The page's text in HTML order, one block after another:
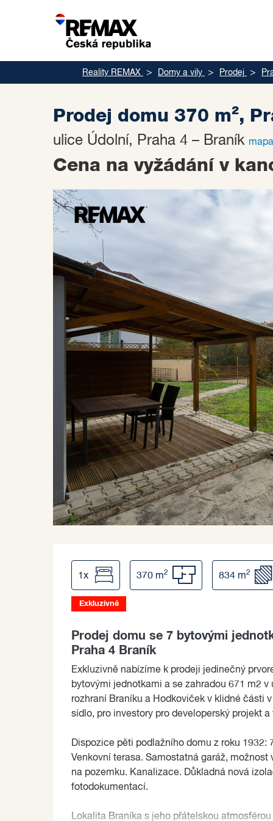
Reality REMAX Domy a vily Prodej
Prodej domu 370 m²,
ulice Údolní, Praha 4 – Braník mapa
Cena na vyžádání v
1x 370 m2 834 m2
Exkluzivně
Prodej domu se 7 bytovými
Praha 4 Braník
Exkluzivně nabízíme k prodeji jedinečný
bytovými jednotkami a se zahradou 671 m2
rozhraní Braníku a Hodkoviček v klidné části
sídlo, pro investory pro developerský projekt
Dispozice pěti podlažního domu z roku 1932:
Venkovní terasa. Samostatná garáž,
na pozemku. Kanalizace. Důkladná nová
fotodokumentací.
Lokalita Braníka s jeho přátelskou